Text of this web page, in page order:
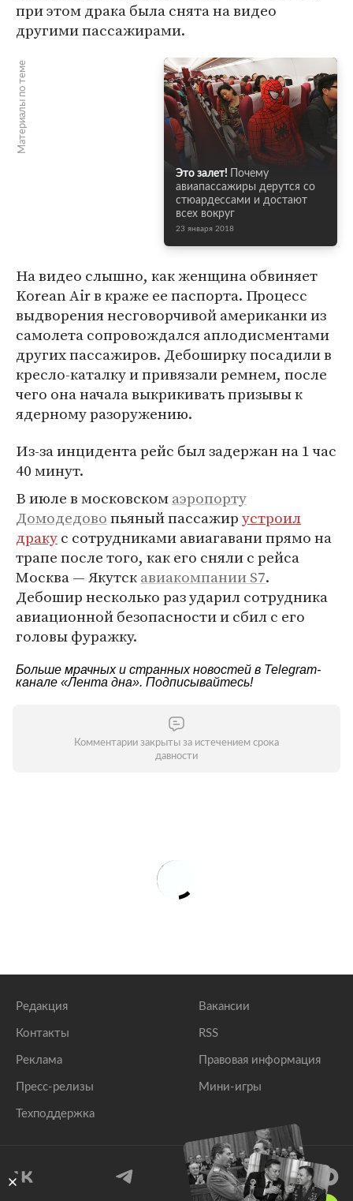
при этом драка была снята на видео
другими пассажирами.
Материалы по теме
Это залет!
Почему
авиапассажиры дерутся со
стюардессами и достают
всех вокруг
23 января 2018
На видео слышно, как женщина обвиняет
Korean Air в краже ее паспорта. Процесс
выдворения несговорчивой американки из
самолета сопровождался аплодисментами
других пассажиров. Дебоширку посадили в
кресло-каталку и привязали ремнем, после
чего она начала выкрикивать призывы к
ядерному разоружению.
Из-за инцидента рейс был задержан на 1 час
40 минут.
В июле в московскомаэропорту
Домодедовопьяный пассажирустроил
дракус сотрудниками авиагавани прямо на
трапе после того, как его сняли с рейса
Москва — Якутскавиакомпании S7.
Дебошир несколько раз ударил сотрудника
авиационной безопасности и сбил с его
головы фуражку.
Больше мрачных и странных новостей в Telegram-
канале «Лента дна». Подписывайтесь!
Комментарии закрыты за истечением срока
давности
Редакция
Контакты
Реклама
Пресс-релизы
Техподдержка
Вакансии
RSS
Правовая информация
Мини-игры